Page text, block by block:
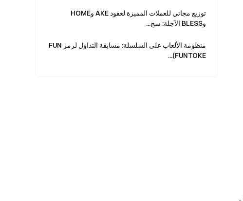
توزيع مجاني للعملات المميزة لعقود AKE وHOME
وBLESS الآجلة: سج...
منظومة الألعاب على السلسلة: مسابقة التداول لرمز FUN
(FUNTOKE...